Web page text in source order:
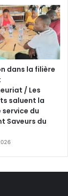
dans la filière
/ Les
saluent la
du
Saveurs du